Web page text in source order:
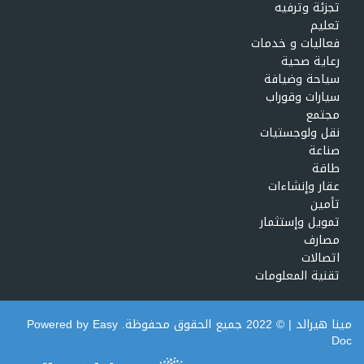
تجزئة وترفيه
تعليم
فعاليات و خدمات
رعاية صحية
سياحة وضيافة
سيارات وقوراب
مجتمع
نقل ولوجستيات
صناعة
طاقة
عقار وإنشاءات
تأمين
تمويل وإستثمار
مصارف
اتصالات
تقنية المعلومات
مينا هيرالد| © 2022 جميع الحقوق محفوظة. Powered by Easy
Doc